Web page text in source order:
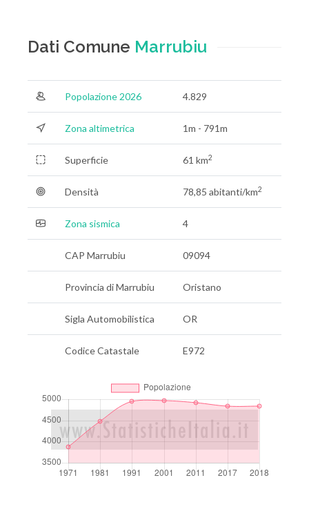
Dati Comune Marrubiu
Popolazione 2026 4.829
Zona altimetrica 1m - 791m
Superficie 61 km2
Densità 78,85 abitanti/km2
Zona sismica 4
CAP Marrubiu 09094
Provincia di Marrubiu Oristano
Sigla Automobilistica OR
Codice Catastale E972